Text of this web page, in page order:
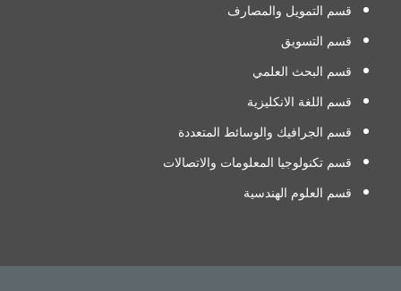
قسم التمويل والمصارف
قسم التسويق
قسم البحث العلمي
قسم اللغة الانكليزية
قسم الجرافيك والوسائط المتعددة
قسم تكنولوجيا المعلومات والاتصالات
قسم العلوم الهندسية